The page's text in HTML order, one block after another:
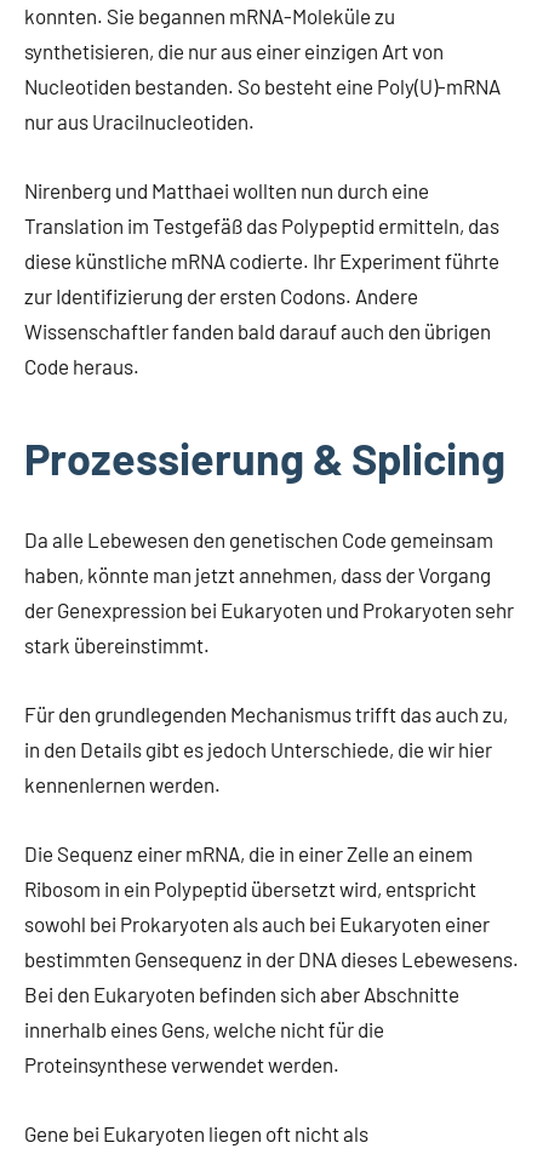
konnten. Sie begannen mRNA-Moleküle zu
synthetisieren, die nur aus einer einzigen Art von
Nucleotiden bestanden. So besteht eine Poly(U)-mRNA
nur aus Uracilnucleotiden.
Nirenberg und Matthaei wollten nun durch eine
Translation im Testgefäß das Polypeptid ermitteln, das
diese künstliche mRNA codierte. Ihr Experiment führte
zur Identifizierung der ersten Codons. Andere
Wissenschaftler fanden bald darauf auch den übrigen
Code heraus.
Prozessierung & Splicing
Da alle Lebewesen den genetischen Code gemeinsam
haben, könnte man jetzt annehmen, dass der Vorgang
der Genexpression bei Eukaryoten und Prokaryoten sehr
stark übereinstimmt.
Für den grundlegenden Mechanismus trifft das auch zu,
in den Details gibt es jedoch Unterschiede, die wir hier
kennenlernen werden.
Die Sequenz einer mRNA, die in einer Zelle an einem
Ribosom in ein Polypeptid übersetzt wird, entspricht
sowohl bei Prokaryoten als auch bei Eukaryoten einer
bestimmten Gensequenz in der DNA dieses Lebewesens.
Bei den Eukaryoten befinden sich aber Abschnitte
innerhalb eines Gens, welche nicht für die
Proteinsynthese verwendet werden.
Gene bei Eukaryoten liegen oft nicht als